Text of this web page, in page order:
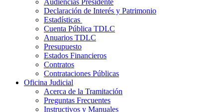
Audiencias Presidente
Declaración de Interés y Patrimonio
Estadísticas
Cuenta Pública TDLC
Anuarios TDLC
Presupuesto
Estados Financieros
Contratos
Contrataciones Públicas
Oficina Judicial
Acerca de la Tramitación
Preguntas Frecuentes
Instructivos y Manuales